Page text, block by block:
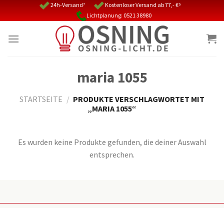
24h-Versand⁷
Kostenloser Versand ab 77,- €⁵
Lichtplanung: 0521 38980
maria 1055
STARTSEITE / PRODUKTE VERSCHLAGWORTET MIT
„MARIA 1055“
Es wurden keine Produkte gefunden, die deiner Auswahl
entsprechen.